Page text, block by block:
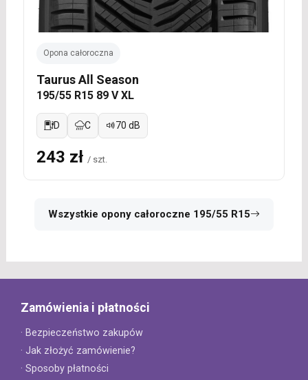
Opona całoroczna
Taurus All Season
195/55 R15 89 V XL
D C 70 dB
243 zł / szt.
Wszystkie opony całoroczne 195/55 R15
Zamówienia i płatności
· Bezpieczeństwo zakupów
· Jak złożyć zamówienie?
· Sposoby płatności